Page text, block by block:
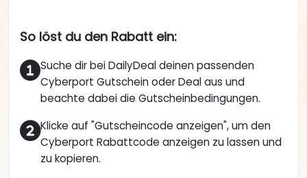
So löst du den Rabatt ein:
Suche dir bei DailyDeal deinen passenden
Cyberport Gutschein oder Deal aus und
beachte dabei die Gutscheinbedingungen.
Klicke auf "Gutscheincode anzeigen", um den
Cyberport Rabattcode anzeigen zu lassen und
zu kopieren.